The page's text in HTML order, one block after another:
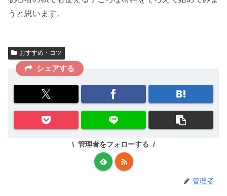
うと思います。
おすすめ・コツ
シェアする
管理者をフォローする
管理者